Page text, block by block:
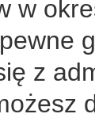
w
z